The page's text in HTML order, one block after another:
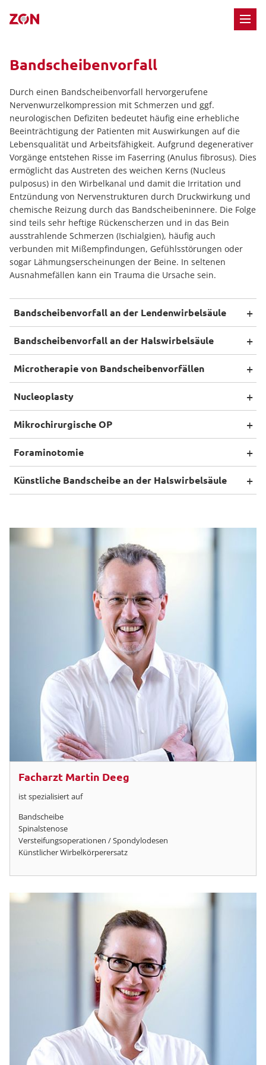
Bandscheibenvorfall
Durch einen Bandscheibenvorfall hervorgerufene
Nervenwurzelkompression mit Schmerzen und ggf.
neurologischen Defiziten bedeutet häufig eine erhebliche
Beeinträchtigung der Patienten mit Auswirkungen auf die
Lebensqualität und Arbeitsfähigkeit. Aufgrund degenerativer
Vorgänge entstehen Risse im Faserring (Anulus fibrosus). Dies
ermöglicht das Austreten des weichen Kerns (Nucleus
pulposus) in den Wirbelkanal und damit die Irritation und
Entzündung von Nervenstrukturen durch Druckwirkung und
chemische Reizung durch das Bandscheibeninnere. Die Folge
sind teils sehr heftige Rückenscherzen und in das Bein
ausstrahlende Schmerzen (Ischialgien), häufig auch
verbunden mit Mißempfindungen, Gefühlsstörungen oder
sogar Lähmungserscheinungen der Beine. In seltenen
Ausnahmefällen kann ein Trauma die Ursache sein.
Bandscheibenvorfall an der Lendenwirbelsäule
Bandscheibenvorfall an der Halswirbelsäule
Microtherapie von Bandscheibenvorfällen
Nucleoplasty
Mikrochirurgische OP
Foraminotomie
Künstliche Bandscheibe an der Halswirbelsäule
Facharzt Martin Deeg
ist spezialisiert auf
Bandscheibe
Spinalstenose
Versteifungsoperationen / Spondylodesen
Künstlicher Wirbelkörperersatz